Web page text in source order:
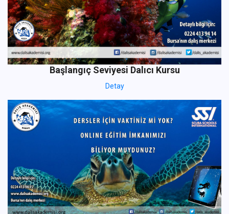
Başlangıç Seviyesi Dalıcı Kursu
Detay